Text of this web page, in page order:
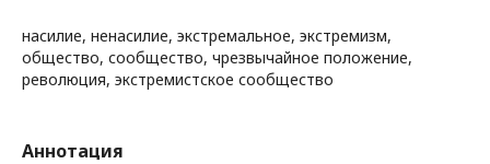
насилие, ненасилие, экстремальное, экстремизм,
общество, сообщество, чрезвычайное положение,
революция, экстремистское сообщество
Аннотация